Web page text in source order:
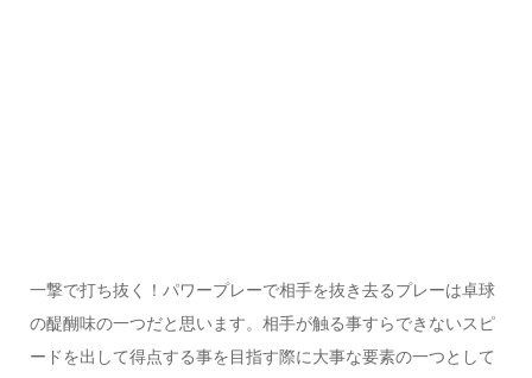
一撃で打ち抜く！パワープレーで相手を抜き去るプレーは卓球
の醍醐味の一つだと思います。相手が触る事すらできないスピ
ードを出して得点する事を目指す際に大事な要素の一つとして